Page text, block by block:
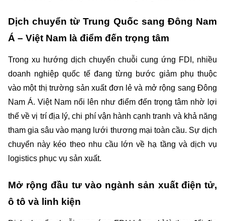
Dịch chuyển từ Trung Quốc sang Đông Nam
Á – Việt Nam là điểm đến trọng tâm
Trong xu hướng dịch chuyển chuỗi cung ứng FDI, nhiều
doanh nghiệp quốc tế đang từng bước giảm phụ thuộc
vào một thị trường sản xuất đơn lẻ và mở rộng sang Đông
Nam Á. Việt Nam nổi lên như điểm đến trọng tâm nhờ lợi
thế về vị trí địa lý, chi phí vận hành cạnh tranh và khả năng
tham gia sâu vào mạng lưới thương mại toàn cầu. Sự dịch
chuyển này kéo theo nhu cầu lớn về hạ tầng và dịch vụ
logistics phục vụ sản xuất.
Mở rộng đầu tư vào ngành sản xuất điện tử,
ô tô và linh kiện